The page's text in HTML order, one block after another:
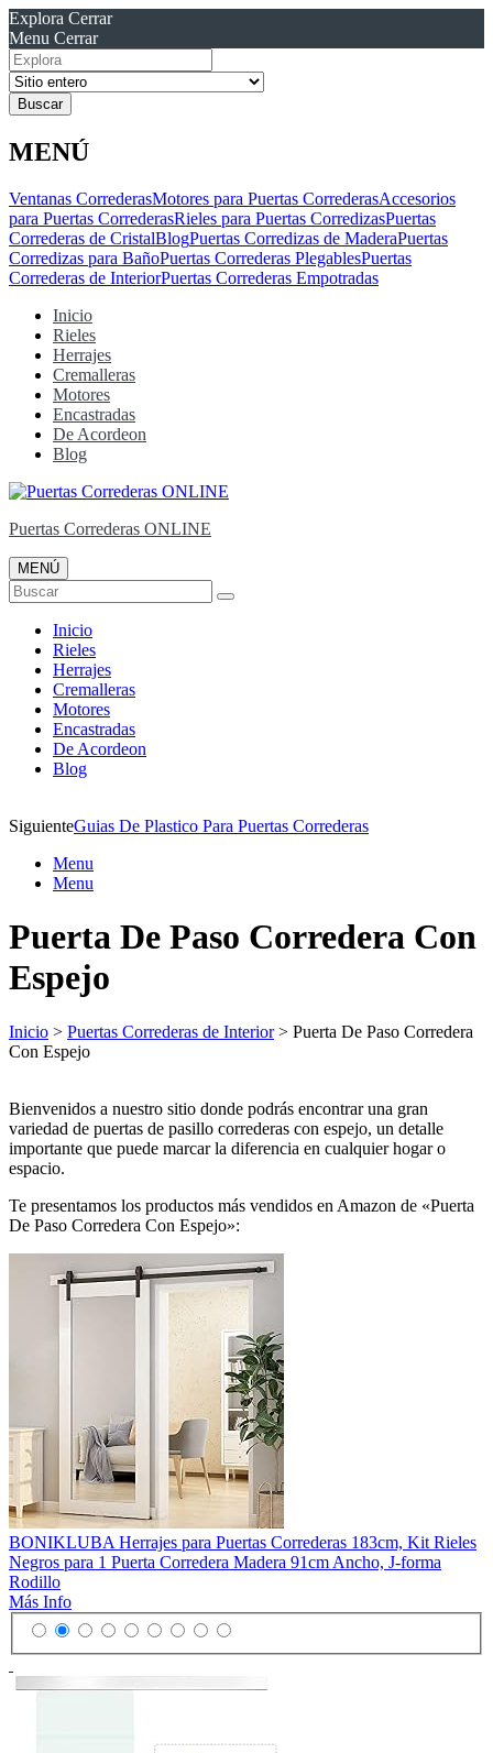
Explora Cerrar
Menu Cerrar
Resultados
para
MENÚ
Ventanas CorrederasMotores para Puertas CorrederasAccesorios
para Puertas CorrederasRieles para Puertas CorredizasPuertas
Correderas de CristalBlogPuertas Corredizas de MaderaPuertas
Corredizas para BañoPuertas Correderas PlegablesPuertas
Correderas de InteriorPuertas Correderas Empotradas
Inicio
Rieles
Herrajes
Cremalleras
Motores
Encastradas
De Acordeon
Blog
Puertas Correderas ONLINE
MENÚ
Buscar
Inicio
Rieles
Herrajes
Cremalleras
Motores
Encastradas
De Acordeon
Blog
SiguienteGuias De Plastico Para Puertas Correderas
Menu
Menu
Puerta De Paso Corredera Con
Espejo
Inicio > Puertas Correderas de Interior> Puerta De Paso Corredera
Con Espejo
Bienvenidos a nuestro sitio donde podrás encontrar una gran
variedad de puertas de pasillo correderas con espejo, un detalle
importante que puede marcar la diferencia en cualquier hogar o
espacio.
Te presentamos los productos más vendidos en Amazon de «Puerta
De Paso Corredera Con Espejo»:
BONIKLUBA Herrajes para Puertas Correderas 183cm, Kit Rieles
Negros para 1 Puerta Corredera Madera 91cm Ancho, J-forma
Rodillo
Más Info